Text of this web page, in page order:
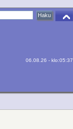
06.08.26 - klo:05:37